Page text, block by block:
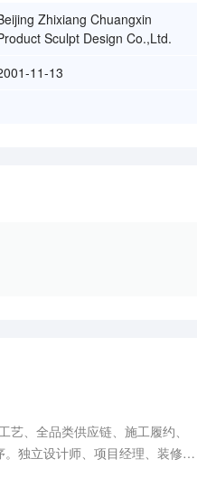
Zhixiang Chuangxin
Sculpt Design Co.,Ltd.
11-13
、全品类供应链、施工履约、
独立设计师、项目经理、装修工